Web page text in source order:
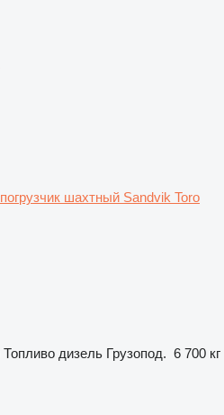
погрузчик шахтный Sandvik Toro
Топливо дизель Грузопод. 6 700 кг